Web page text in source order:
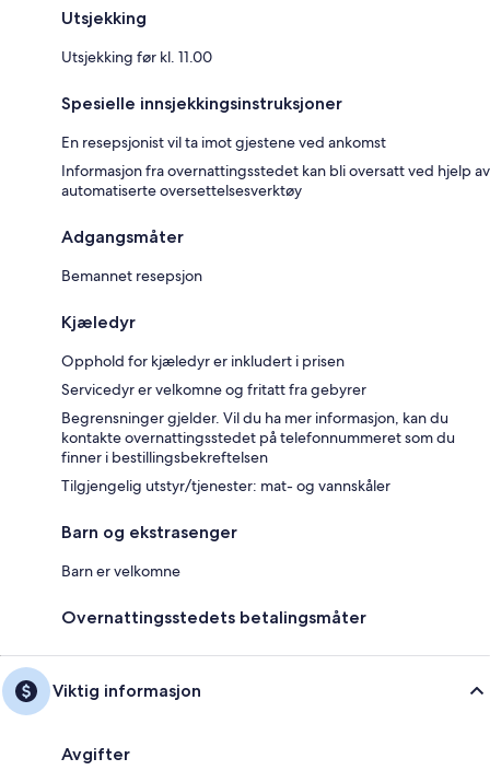
Utsjekking
Utsjekking før kl. 11.00
Spesielle innsjekkingsinstruksjoner
En resepsjonist vil ta imot gjestene ved ankomst
Informasjon fra overnattingsstedet kan bli oversatt ved hjelp av
automatiserte oversettelsesverktøy
Adgangsmåter
Bemannet resepsjon
Kjæledyr
Opphold for kjæledyr er inkludert i prisen
Servicedyr er velkomne og fritatt fra gebyrer
Begrensninger gjelder. Vil du ha mer informasjon, kan du
kontakte overnattingsstedet på telefonnummeret som du
finner i bestillingsbekreftelsen
Tilgjengelig utstyr/tjenester: mat- og vannskåler
Barn og ekstrasenger
Barn er velkomne
Overnattingsstedets betalingsmåter
Viktig informasjon
Avgifter